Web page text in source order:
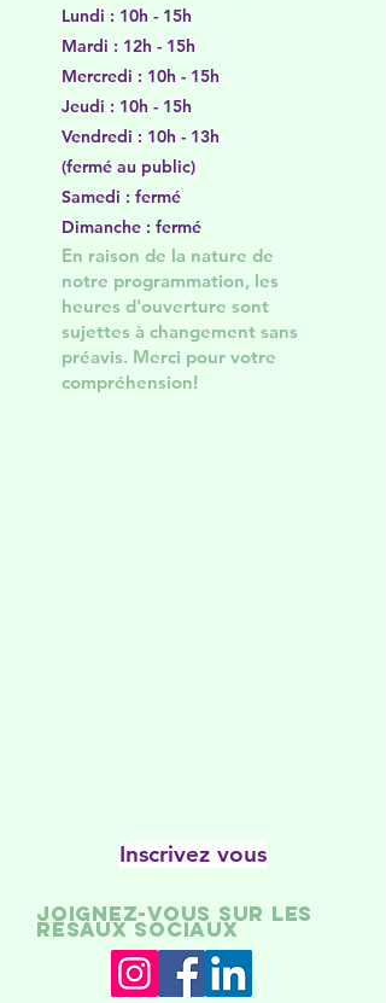
Lundi : 10h - 15h
Mardi : 12h - 15h
Mercredi : 10h - 15h
Jeudi : 10h - 15h
Vendredi : 10h - 13h
(fermé au public)
Samedi : fermé
Dimanche : fermé
En raison de la nature de
notre programmation, les
heures d'ouverture sont
sujettes à changement sans
préavis. Merci pour votre
compréhension!
Inscrivez vous
Joignez-vous sur les
résaux sociaux